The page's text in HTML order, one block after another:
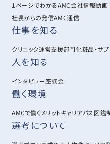
1ページでわかるAMC会社情報動画
社長からの発信AMC通信
仕事を知る
クリニック運営支援部門化粧品・サ
人を知る
インタビュー座談会
働く環境
AMCで働くメリットキャリアパス図鑑
選考について